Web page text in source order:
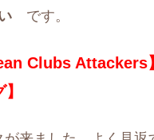
です。
Clubs Attackers】
】